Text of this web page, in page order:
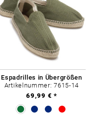
Espadrilles in Übergrößen
Artikelnummer: 7615-14
69,99 € *